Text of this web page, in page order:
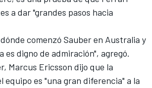
a dar "grandes pasos hacia
comenzó Sauber en Australia y
es digno de admiración", agregó.
Marcus Ericsson dijo que la
equipo es "una gran diferencia" a la